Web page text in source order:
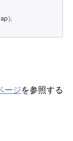
);
ージを参照する